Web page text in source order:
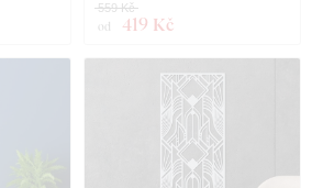
od 419 Kč
559 Kč